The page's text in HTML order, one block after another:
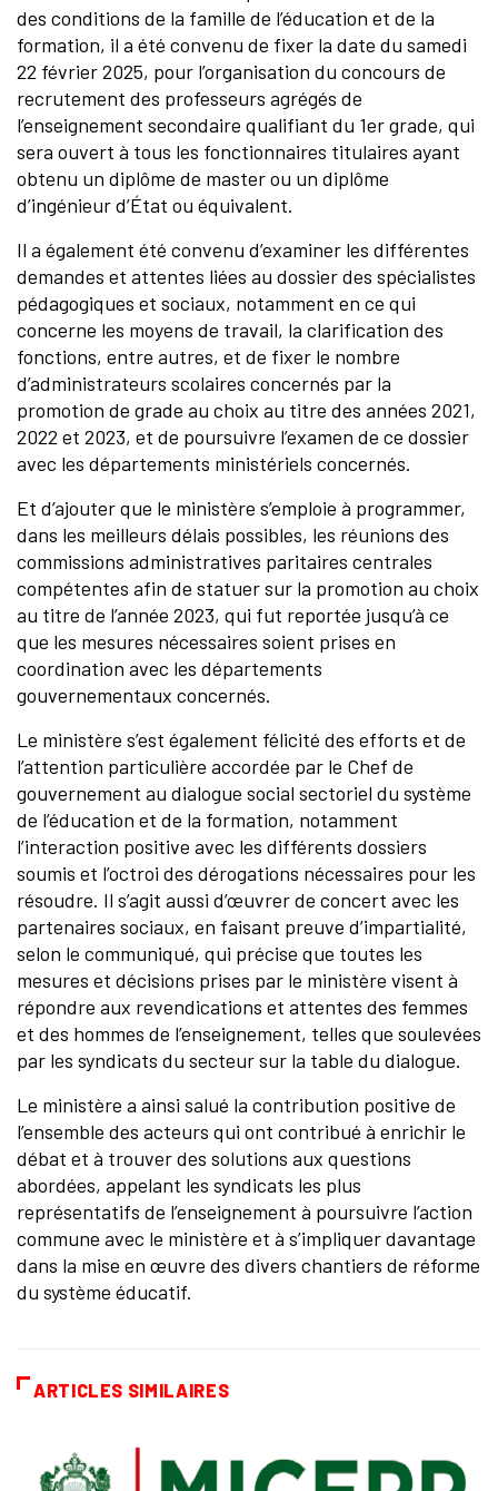
des conditions de la famille de l’éducation et de la
formation, il a été convenu de fixer la date du samedi
22 février 2025, pour l’organisation du concours de
recrutement des professeurs agrégés de
l’enseignement secondaire qualifiant du 1er grade, qui
sera ouvert à tous les fonctionnaires titulaires ayant
obtenu un diplôme de master ou un diplôme
d’ingénieur d’État ou équivalent.
Il a également été convenu d’examiner les différentes
demandes et attentes liées au dossier des spécialistes
pédagogiques et sociaux, notamment en ce qui
concerne les moyens de travail, la clarification des
fonctions, entre autres, et de fixer le nombre
d’administrateurs scolaires concernés par la
promotion de grade au choix au titre des années 2021,
2022 et 2023, et de poursuivre l’examen de ce dossier
avec les départements ministériels concernés.
Et d’ajouter que le ministère s’emploie à programmer,
dans les meilleurs délais possibles, les réunions des
commissions administratives paritaires centrales
compétentes afin de statuer sur la promotion au choix
au titre de l’année 2023, qui fut reportée jusqu’à ce
que les mesures nécessaires soient prises en
coordination avec les départements
gouvernementaux concernés.
Le ministère s’est également félicité des efforts et de
l’attention particulière accordée par le Chef de
gouvernement au dialogue social sectoriel du système
de l’éducation et de la formation, notamment
l’interaction positive avec les différents dossiers
soumis et l’octroi des dérogations nécessaires pour les
résoudre. Il s’agit aussi d’œuvrer de concert avec les
partenaires sociaux, en faisant preuve d’impartialité,
selon le communiqué, qui précise que toutes les
mesures et décisions prises par le ministère visent à
répondre aux revendications et attentes des femmes
et des hommes de l’enseignement, telles que soulevées
par les syndicats du secteur sur la table du dialogue.
Le ministère a ainsi salué la contribution positive de
l’ensemble des acteurs qui ont contribué à enrichir le
débat et à trouver des solutions aux questions
abordées, appelant les syndicats les plus
représentatifs de l’enseignement à poursuivre l’action
commune avec le ministère et à s’impliquer davantage
dans la mise en œuvre des divers chantiers de réforme
du système éducatif.
ARTICLES SIMILAIRES